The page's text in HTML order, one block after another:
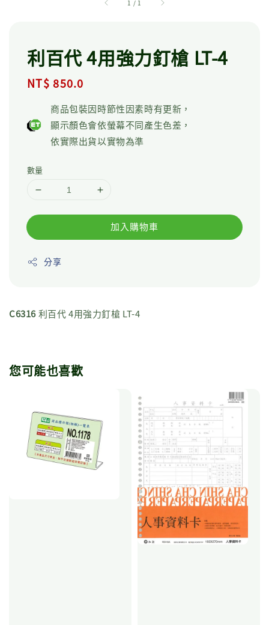
1 / 1
利百代 4用強力釘槍 LT-4
Regular
NT$ 850.0
商品包裝因時節性因素時有更新，
顯示顏色會依螢幕不同產生色差，
依實際出貨以實物為準
數量
加入購物車
分享
C6316利百代 4用強力釘槍 LT-4
您可能也喜歡